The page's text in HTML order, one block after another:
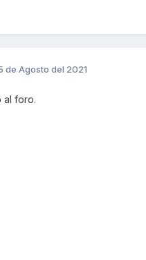
de Agosto del 2021
al foro.